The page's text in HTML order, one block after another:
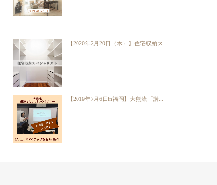
【2020年2月20日（木）】住宅収納ス...
【2019年7月6日in福岡】大熊流「講...